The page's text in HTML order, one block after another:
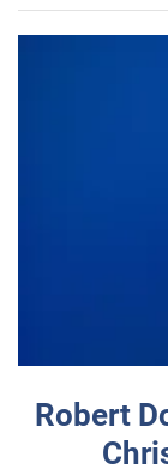
Robert